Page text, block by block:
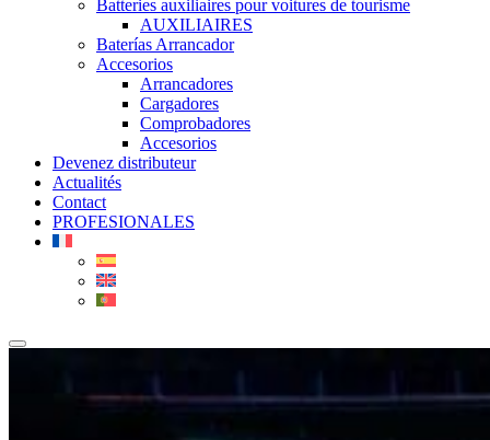
Batteries auxiliaires pour voitures de tourisme
AUXILIAIRES
Baterías Arrancador
Accesorios
Arrancadores
Cargadores
Comprobadores
Accesorios
Devenez distributeur
Actualités
Contact
PROFESIONALES